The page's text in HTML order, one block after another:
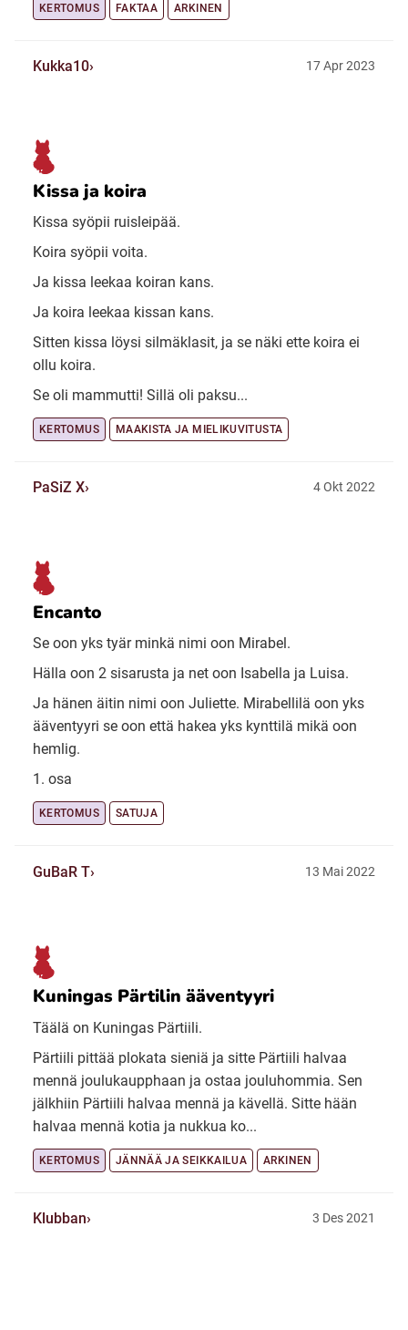
KERTOMUS FAKTAA ARKINEN
Kukka10 17 Apr 2023
Kissa ja koira
Kissa syöpii ruisleipää.
Koira syöpii voita.
Ja kissa leekaa koiran kans.
Ja koira leekaa kissan kans.
Sitten kissa löysi silmäklasit, ja se näki ette koira ei
ollu koira.
Se oli mammutti! Sillä oli paksu...
KERTOMUS MAAKISTA JA MIELIKUVITUSTA
PaSiZ X 4 Okt 2022
Encanto
Se oon yks tyär minkä nimi oon Mirabel.
Hälla oon 2 sisarusta ja net oon Isabella ja Luisa.
Ja hänen äitin nimi oon Juliette. Mirabellilä oon yks
ääventyyri se oon että hakea yks kynttilä mikä oon
hemlig.
1. osa
KERTOMUS SATUJA
GuBaR T 13 Mai 2022
Kuningas Pärtilin ääventyyri
Täälä on Kuningas Pärtiili.
Pärtiili pittää plokata sieniä ja sitte Pärtiili halvaa
mennä joulukaupphaan ja ostaa jouluhommia. Sen
jälkhiin Pärtiili halvaa mennä ja kävellä. Sitte hään
halvaa mennä kotia ja nukkua ko...
KERTOMUS JÄNNÄÄ JA SEIKKAILUA ARKINEN
Klubban 3 Des 2021